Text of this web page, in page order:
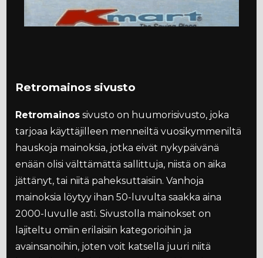
Retromainos sivusto
Retromainos sivusto on huumorisivusto, joka
tarjoaa käyttäjilleen menneiltä vuosikymmeniltä
hauskoja mainoksia, jotka eivät nykypäivänä
enään olisi välttämättä sallittuja, niistä on aika
jättänyt, tai niitä paheksuttaisiin. Vanhoja
mainoksia löytyy ihan 50-luvulta saakka aina
2000-luvulle asti. Sivustolla mainokset on
lajiteltu omiin erilaisiin kategorioihin ja
avainsanoihin, joten voit katsella juuri niitä